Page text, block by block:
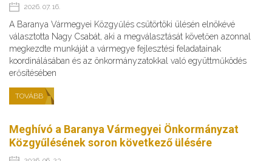
2026. 07. 16.
A Baranya Vármegyei Közgyűlés csütörtöki ülésén elnökévé
választotta Nagy Csabát, aki a megválasztását követően azonnal
megkezdte munkáját a vármegye fejlesztési feladatainak
koordinálásában és az önkormányzatokkal való együttműködés
erősítésében
TOVÁBB
Meghívó a Baranya Vármegyei Önkormányzat
Közgyűlésének soron következő ülésére